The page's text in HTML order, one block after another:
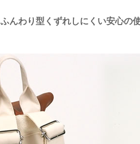
ふんわり型くずれしにくい安心の